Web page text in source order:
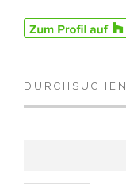
DURCHSUCHEN